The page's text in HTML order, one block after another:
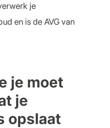
je
en is de AVG van
je moet
je
opslaat